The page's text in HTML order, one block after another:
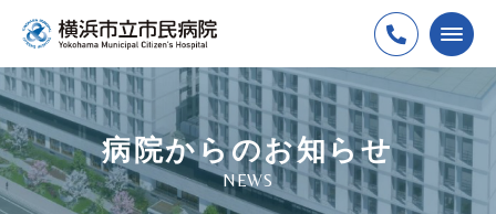
病院からのお知らせ
NEWS